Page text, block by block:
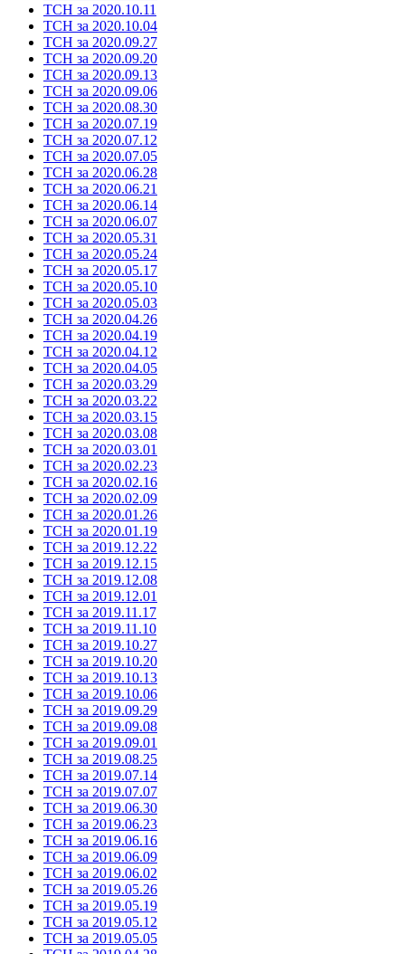
ТСН за 2020.10.11
ТСН за 2020.10.04
ТСН за 2020.09.27
ТСН за 2020.09.20
ТСН за 2020.09.13
ТСН за 2020.09.06
ТСН за 2020.08.30
ТСН за 2020.07.19
ТСН за 2020.07.12
ТСН за 2020.07.05
ТСН за 2020.06.28
ТСН за 2020.06.21
ТСН за 2020.06.14
ТСН за 2020.06.07
ТСН за 2020.05.31
ТСН за 2020.05.24
ТСН за 2020.05.17
ТСН за 2020.05.10
ТСН за 2020.05.03
ТСН за 2020.04.26
ТСН за 2020.04.19
ТСН за 2020.04.12
ТСН за 2020.04.05
ТСН за 2020.03.29
ТСН за 2020.03.22
ТСН за 2020.03.15
ТСН за 2020.03.08
ТСН за 2020.03.01
ТСН за 2020.02.23
ТСН за 2020.02.16
ТСН за 2020.02.09
ТСН за 2020.01.26
ТСН за 2020.01.19
ТСН за 2019.12.22
ТСН за 2019.12.15
ТСН за 2019.12.08
ТСН за 2019.12.01
ТСН за 2019.11.17
ТСН за 2019.11.10
ТСН за 2019.10.27
ТСН за 2019.10.20
ТСН за 2019.10.13
ТСН за 2019.10.06
ТСН за 2019.09.29
ТСН за 2019.09.08
ТСН за 2019.09.01
ТСН за 2019.08.25
ТСН за 2019.07.14
ТСН за 2019.07.07
ТСН за 2019.06.30
ТСН за 2019.06.23
ТСН за 2019.06.16
ТСН за 2019.06.09
ТСН за 2019.06.02
ТСН за 2019.05.26
ТСН за 2019.05.19
ТСН за 2019.05.12
ТСН за 2019.05.05